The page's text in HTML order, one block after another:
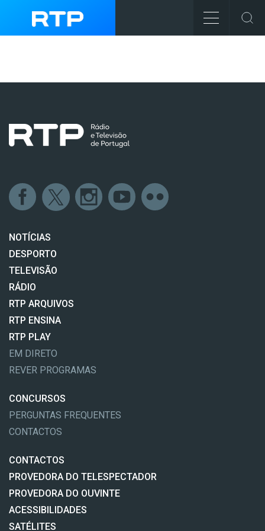
NOTÍCIAS
DESPORTO
TELEVISÃO
RÁDIO
RTP ARQUIVOS
RTP ENSINA
RTP PLAY
EM DIRETO
REVER PROGRAMAS
CONCURSOS
PERGUNTAS FREQUENTES
CONTACTOS
CONTACTOS
PROVEDORA DO TELESPECTADOR
PROVEDORA DO OUVINTE
ACESSIBILIDADES
SATÉLITES